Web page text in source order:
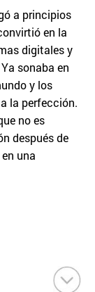
a principios
en la
digitales y
sonaba en
y los
la perfección.
no es
después de
una